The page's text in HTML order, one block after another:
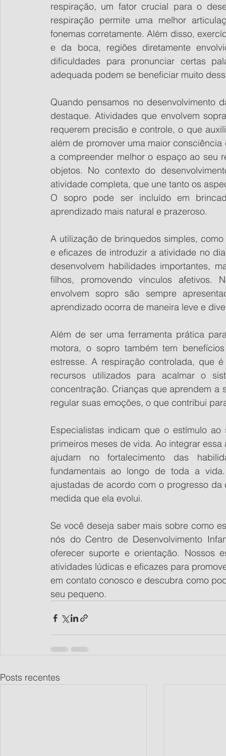
respiração, um fator crucial para o
respiração permite uma melhor
fonemas corretamente. Além disso,
e da boca, regiões diretamente
dificuldades para pronunciar certas
adequada podem se beneficiar muito
Quando pensamos no desenvolvimento
destaque. Atividades que envolvem
requerem precisão e controle, o que
além de promover uma maior
a compreender melhor o espaço ao seu
objetos. No contexto do
atividade completa, que une tanto os
O sopro pode ser incluído em
aprendizado mais natural e prazeroso.
A utilização de brinquedos simples,
e eficazes de introduzir a atividade no
desenvolvem habilidades importantes,
filhos, promovendo vínculos afetivos.
envolvem sopro são sempre
aprendizado ocorra de maneira leve e
Além de ser uma ferramenta prática
motora, o sopro também tem
estresse. A respiração controlada, que
recursos utilizados para acalmar o
concentração. Crianças que aprendem a
regular suas emoções, o que contribui
Especialistas indicam que o estímulo
primeiros meses de vida. Ao integrar
ajudam no fortalecimento das
fundamentais ao longo de toda a
ajustadas de acordo com o progresso
medida que ela evolui.
Se você deseja saber mais sobre como
nós do Centro de Desenvolvimento
oferecer suporte e orientação. Nossos
atividades lúdicas e eficazes para
em contato conosco e descubra como
seu pequeno.
Posts recentes